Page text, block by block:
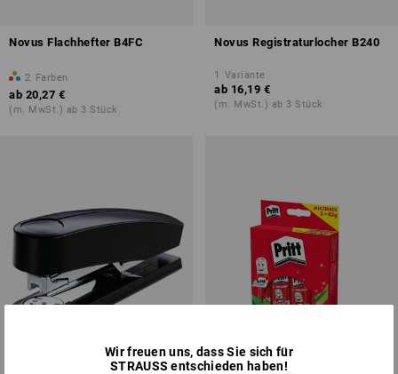
Novus Flachhefter B4FC
2 Farben
ab 20,27 €
(m. MwSt.) ab 3 Stück
Novus Registraturlocher B240
1 Variante
ab 16,19 €
(m. MwSt.) ab 3 Stück
Wir freuen uns, dass Sie sich für
STRAUSS entschieden haben!